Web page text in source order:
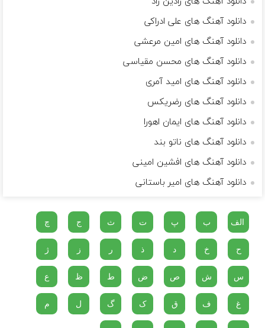
دانلود آهنگ های علی ادراکی
دانلود آهنگ های امین مرعشی
دانلود آهنگ های محسن مقیاسی
دانلود آهنگ های امید آمری
دانلود آهنگ های رضریکس
دانلود آهنگ های ایمان اهورا
دانلود آهنگ های ناتو بند
دانلود آهنگ های افشین امینی
دانلود آهنگ های امیر باستانی
الف ب پ ت ث ج چ
ح خ د ذ ر ز ژ
س ش ص ض ط ظ ع
غ ف ق ک گ ل م